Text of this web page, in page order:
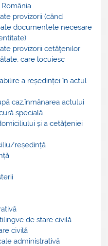
provizorii (când
documentele necesare
provizorii cetăţenilor
care locuiesc
a reședinței în actul
caz,înmânarea actului
specială
și a cetățeniei
reședință
de stare civilă
civilă
administrativă